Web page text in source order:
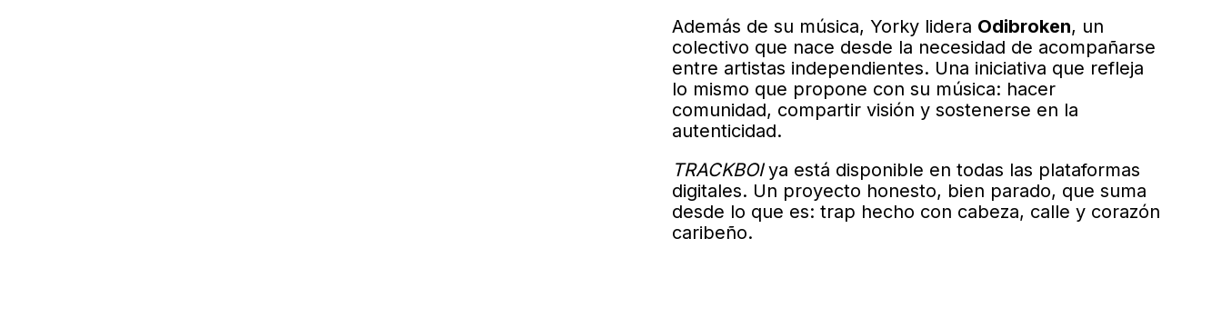
Además de su música, Yorky lidera Odibroken, un
colectivo que nace desde la necesidad de acompañarse
entre artistas independientes. Una iniciativa que refleja
lo mismo que propone con su música: hacer
comunidad, compartir visión y sostenerse en la
autenticidad.
TRACKBOIya está disponible en todas las plataformas
digitales. Un proyecto honesto, bien parado, que suma
desde lo que es: trap hecho con cabeza, calle y corazón
caribeño.